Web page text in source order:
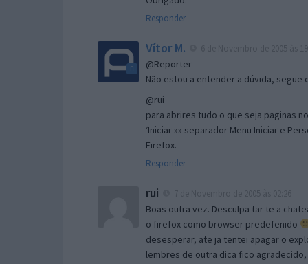
Responder
Vítor M.
@Reporter
Não estou a entender a dúvida,
@rui
para abrires tudo o que seja paginas
‘Iniciar »» separador Menu Iniciar e
Firefox.
Responder
rui
Boas outra vez. Desculpa tar te a
o firefox como browser predefenido
desesperar, ate ja tentei apagar o
lembres de outra dica fico